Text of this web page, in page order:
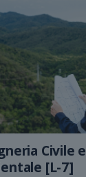
Civile e
[L-7]